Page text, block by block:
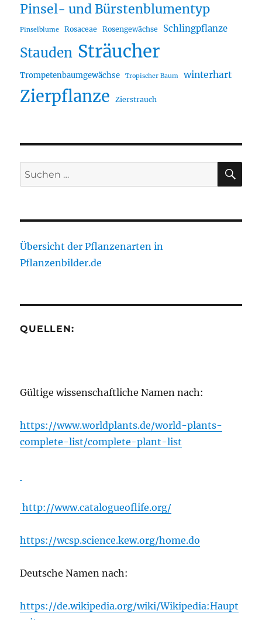
Pinsel- und Bürstenblumentyp
Pinselblume Rosaceae Rosengewächse Schlingpflanze
Stauden Sträucher
Trompetenbaumgewächse Tropischer Baum winterhart
Zierpflanze Zierstrauch
Suche
nach:
Übersicht der Pflanzenarten in
Pflanzenbilder.de
QUELLEN:
Gültige wissenschaftliche Namen nach:
https://www.worldplants.de/world-plants-
complete-list/complete-plant-list
http://www.catalogueoflife.org/
https://wcsp.science.kew.org/home.do
Deutsche Namen nach:
https://de.wikipedia.org/wiki/Wikipedia:Haupt